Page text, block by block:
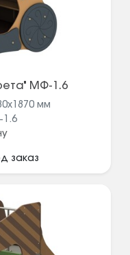
МФ-1.6
мм
заказ